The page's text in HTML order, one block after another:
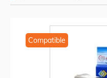
Compatible